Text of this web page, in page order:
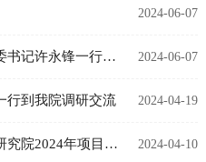
2024-06-07
2024-06-07
开平市副市长、翠山湖党工委书记许永锋一行到我院调研
2024-04-19
行到我院调研交流
2024-04-10
广东粤港澳大湾区黄埔材料研究院2024年项目团队/企业引进公告